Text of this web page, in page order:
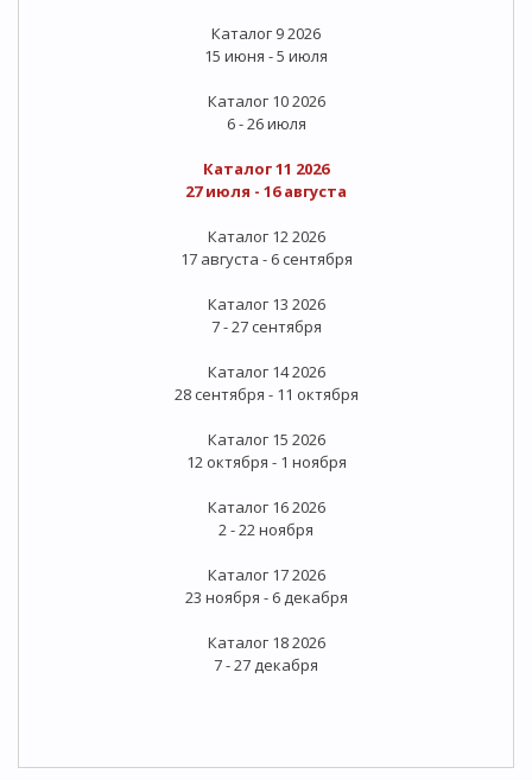
Каталог 9 2026
15 июня - 5 июля
Каталог 10 2026
6 - 26 июля
Каталог 11 2026
27 июля - 16 августа
Каталог 12 2026
17 августа - 6 сентября
Каталог 13 2026
7 - 27 сентября
Каталог 14 2026
28 сентября - 11 октября
Каталог 15 2026
12 октября - 1 ноября
Каталог 16 2026
2 - 22 ноября
Каталог 17 2026
23 ноября - 6 декабря
Каталог 18 2026
7 - 27 декабря